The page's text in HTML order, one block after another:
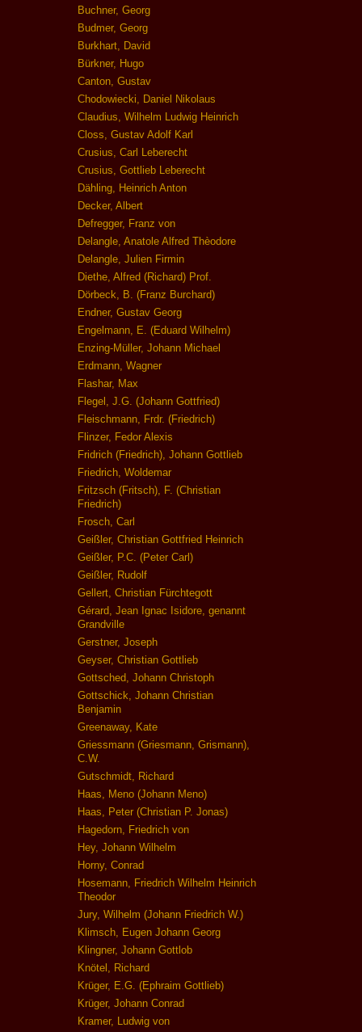
Buchner, Georg
Budmer, Georg
Burkhart, David
Bürkner, Hugo
Canton, Gustav
Chodowiecki, Daniel Nikolaus
Claudius, Wilhelm Ludwig Heinrich
Closs, Gustav Adolf Karl
Crusius, Carl Leberecht
Crusius, Gottlieb Leberecht
Dähling, Heinrich Anton
Decker, Albert
Defregger, Franz von
Delangle, Anatole Alfred Thèodore
Delangle, Julien Firmin
Diethe, Alfred (Richard) Prof.
Dörbeck, B. (Franz Burchard)
Endner, Gustav Georg
Engelmann, E. (Eduard Wilhelm)
Enzing-Müller, Johann Michael
Erdmann, Wagner
Flashar, Max
Flegel, J.G. (Johann Gottfried)
Fleischmann, Frdr. (Friedrich)
Flinzer, Fedor Alexis
Fridrich (Friedrich), Johann Gottlieb
Friedrich, Woldemar
Fritzsch (Fritsch), F. (Christian
Friedrich)
Frosch, Carl
Geißler, Christian Gottfried Heinrich
Geißler, P.C. (Peter Carl)
Geißler, Rudolf
Gellert, Christian Fürchtegott
Gérard, Jean Ignac Isidore, genannt
Grandville
Gerstner, Joseph
Geyser, Christian Gottlieb
Gottsched, Johann Christoph
Gottschick, Johann Christian
Benjamin
Greenaway, Kate
Griessmann (Griesmann, Grismann),
C.W.
Gutschmidt, Richard
Haas, Meno (Johann Meno)
Haas, Peter (Christian P. Jonas)
Hagedorn, Friedrich von
Hey, Johann Wilhelm
Horny, Conrad
Hosemann, Friedrich Wilhelm Heinrich
Theodor
Jury, Wilhelm (Johann Friedrich W.)
Klimsch, Eugen Johann Georg
Klingner, Johann Gottlob
Knötel, Richard
Krüger, E.G. (Ephraim Gottlieb)
Krüger, Johann Conrad
Kramer, Ludwig von